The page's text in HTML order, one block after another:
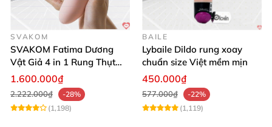
SVAKOM
SVAKOM Fatima Dương
Vật Giả 4 in 1 Rung Thụt
Hút Toả Nhiệt Massage Cho
1.600.000₫
2.222.000₫
-28%
(1,198)
BAILE
Lybaile Dildo rung xoay
chuẩn size Việt mềm mịn
450.000₫
577.000₫
-22%
(1,119)